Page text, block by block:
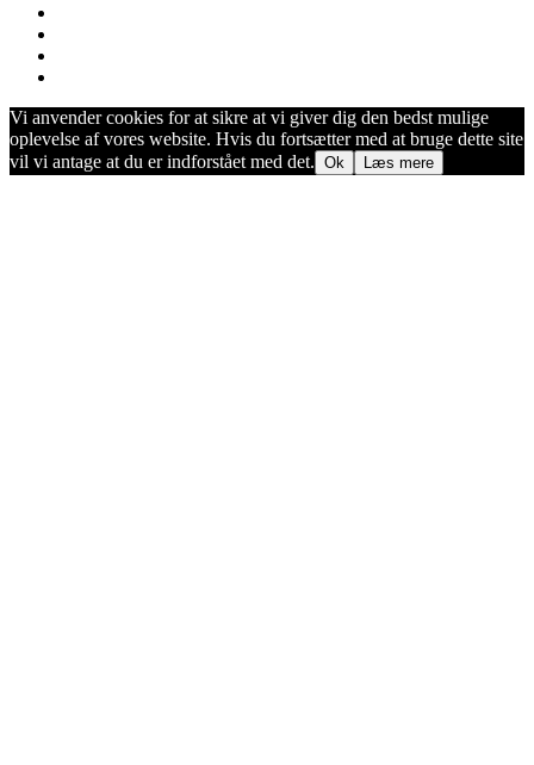
Vi anvender cookies for at sikre at vi giver dig den bedst mulige
oplevelse af vores website. Hvis du fortsætter med at bruge dette site
vil vi antage at du er indforstået med det. Ok Læs mere